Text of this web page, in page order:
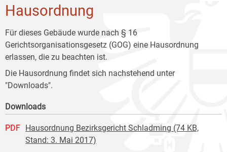
Hausordnung
Für dieses Gebäude wurde nach § 16
Gerichtsorganisationsgesetz (GOG) eine Hausordnung
erlassen, die zu beachten ist.
Die Hausordnung findet sich nachstehend unter
"Downloads".
Downloads
PDF
Hausordnung Bezirksgericht Schladming (74 KB,
Stand: 3. Mai 2017)